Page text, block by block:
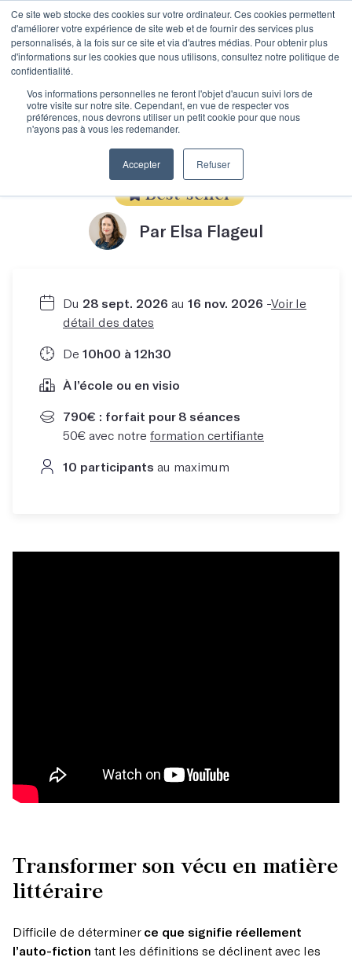
Ce site web stocke des cookies sur votre ordinateur. Ces cookies permettent
d'améliorer votre expérience de site web et de fournir des services plus
personnalisés, à la fois sur ce site et via d'autres médias. Pour obtenir plus
d'informations sur les cookies que nous utilisons, consultez notre politique de
confidentialité.
Vos informations personnelles ne feront l'objet d'aucun suivi lors de
votre visite sur notre site. Cependant, en vue de respecter vos
préférences, nous devrons utiliser un petit cookie pour que nous
n'ayons pas à vous les redemander.
Accepter Refuser
S’initier à
l’autofiction
Par Elsa Flageul
Best-seller
Du 28 sept. 2026 au 16 nov. 2026 -Voir le
détail des dates
De 10h00 à 12h30
À l’école ou en visio
790€ : forfait pour 8 séances
50€ avec notre formation certifiante
10 participants au maximum
Transformer son vécu en matière
littéraire
Difficile de déterminer ce que signifie réellement
l’auto-fiction tant les définitions se déclinent avec les